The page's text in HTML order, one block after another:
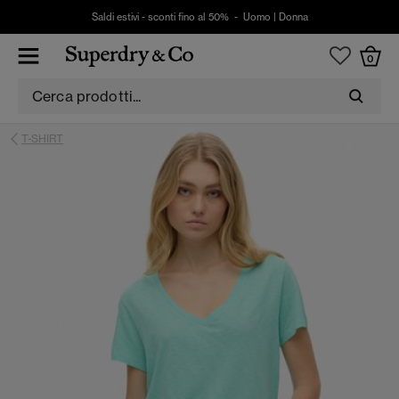
Saldi estivi - sconti fino al 50% - Uomo Donna
0
T-SHIRT